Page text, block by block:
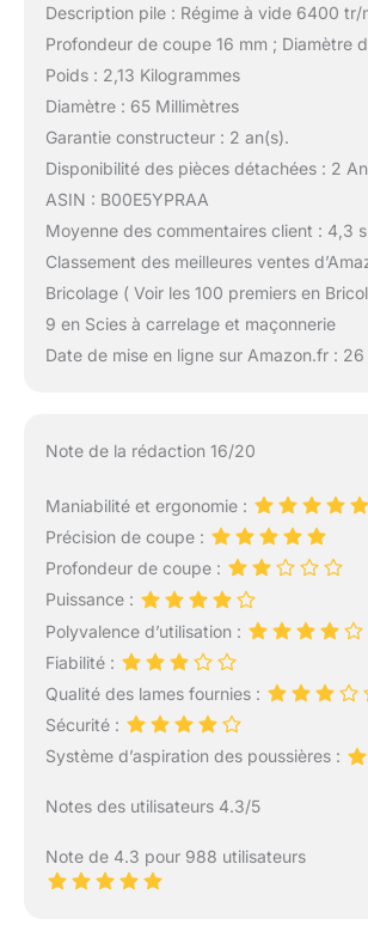
Description pile : Régime à vide 6400 tr/
Profondeur de coupe 16 mm ; Diamètre
Poids : 2,13 Kilogrammes
Diamètre : 65 Millimètres
Garantie constructeur : 2 an(s).
Disponibilité des pièces détachées : 2
ASIN : B00E5YPRAA
Moyenne des commentaires client : 4,3
Classement des meilleures ventes
Bricolage ( Voir les 100 premiers en
9 en Scies à carrelage et maçonnerie
Date de mise en ligne sur Amazon.fr :
Note de la rédaction 16/20
Maniabilité et ergonomie :
Précision de coupe :
Profondeur de coupe :
Puissance :
Polyvalence d’utilisation :
Fiabilité :
Qualité des lames fournies :
Sécurité :
Système d’aspiration des poussières :
Notes des utilisateurs 4.3/5
Note de 4.3 pour 988 utilisateurs